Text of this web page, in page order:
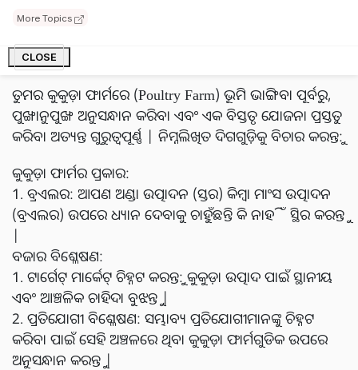
More Topics
CLOSE
ଅନୁସନ୍ଧାନ ଏବଂ ଯୋଜନା ପରିଚାଳନା:
ତୁମର କୁକୁଡ଼ା ଫାର୍ମରେ (Poultry Farm) ଭୂମି ଭାଙ୍ଗିବା ପୂର୍ବରୁ,
ପୁଙ୍ଖାନୁପୁଙ୍ଖ ଅନୁସନ୍ଧାନ କରିବା ଏବଂ ଏକ ବିସ୍ତୃତ ଯୋଜନା ପ୍ରସ୍ତୁତ
କରିବା ଅତ୍ୟନ୍ତ ଗୁରୁତ୍ୱପୂର୍ଣ୍ଣ | ନିମ୍ନଲିଖିତ ଦିଗଗୁଡ଼ିକୁ ବିଚାର କରନ୍ତୁ:
କୁକୁଡ଼ା ଫାର୍ମର ପ୍ରକାର:
1. ବ୍ରଏଲର: ଆପଣ ଅଣ୍ଡା ଉତ୍ପାଦନ (ସ୍ତର) କିମ୍ବା ମାଂସ ଉତ୍ପାଦନ
(ବ୍ରଏଲର) ଉପରେ ଧ୍ୟାନ ଦେବାକୁ ଚାହୁଁଛନ୍ତି କି ନାହିଁ ସ୍ଥିର କରନ୍ତୁ
|
ବଜାର ବିଶ୍ଳେଷଣ:
1. ଟାର୍ଗେଟ୍ ମାର୍କେଟ୍ ଚିହ୍ନଟ କରନ୍ତୁ: କୁକୁଡ଼ା ଉତ୍ପାଦ ପାଇଁ ସ୍ଥାନୀୟ
ଏବଂ ଆଞ୍ଚଳିକ ଚାହିଦା ବୁଝନ୍ତୁ |
2. ପ୍ରତିଯୋଗୀ ବିଶ୍ଳେଷଣ: ସମ୍ଭାବ୍ୟ ପ୍ରତିଯୋଗୀମାନଙ୍କୁ ଚିହ୍ନଟ
କରିବା ପାଇଁ ସେହି ଅଞ୍ଚଳରେ ଥିବା କୁକୁଡ଼ା ଫାର୍ମଗୁଡିକ ଉପରେ
ଅନୁସନ୍ଧାନ କରନ୍ତୁ |